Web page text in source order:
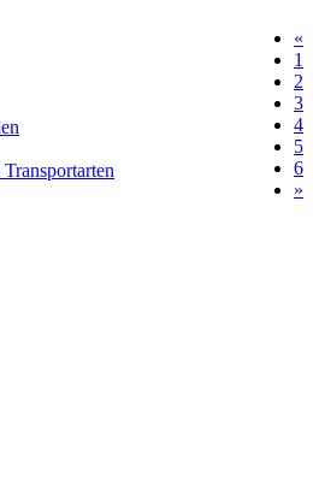
«
1
2
3
4
5
6
»